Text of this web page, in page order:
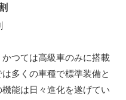
つては高級車のみに搭載
多くの車種で標準装備と
能は日々進化を遂げてい